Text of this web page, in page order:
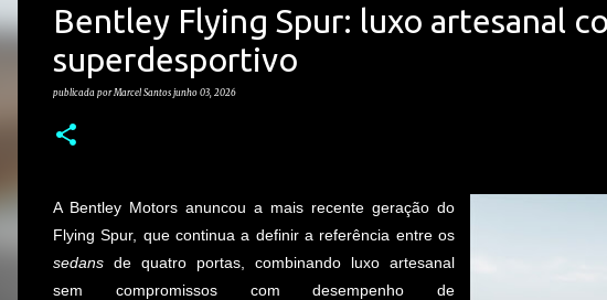
Bentley Flying Spur: luxo artesanal
superdesportivo
publicada porMarcel Santos junho 03, 2026
A Bentley Motors anuncou a mais recente geração do
Flying Spur, que continua a definir a referência entre os
sedans de quatro portas, combinando luxo artesanal
sem compromissos com desempenho de